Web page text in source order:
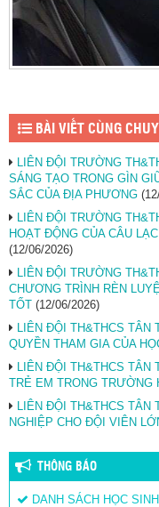
BÀI VIẾT CÙNG
LIÊN ĐỘI TRƯỜNG
SÁNG TẠO TRONG GÌN
SẮC CỦA ĐỊA PHƯƠNG
LIÊN ĐỘI TRƯỜNG
HOẠT ĐỘNG CỦA CÂU
(12/06/2026)
LIÊN ĐỘI TRƯỜNG
CHƯƠNG TRÌNH RÈN
TỐT (12/06/2026)
LIÊN ĐỘI TH&THCS
QUYỀN THAM GIA CỦA
LIÊN ĐỘI TH&THCS
TRẺ EM TRONG TRƯỜNG
LIÊN ĐỘI TH&THCS
NGHIỆP CHO ĐỘI VIÊN
THÔNG BÁO
DANH SÁCH HỌC